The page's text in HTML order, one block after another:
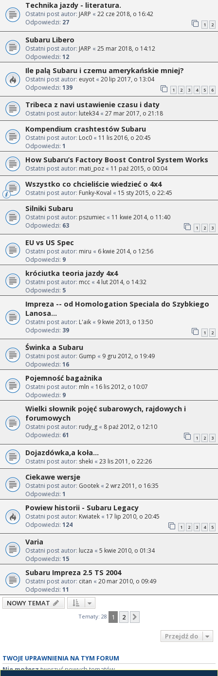
Technika jazdy - literatura.
Ostatni post autor: JARP « 22 cze 2018, o 16:42
Odpowiedzi: 27 1 2
Subaru Libero
Ostatni post autor: JARP « 25 mar 2018, o 14:12
Odpowiedzi: 12
Ile palą Subaru i czemu amerykańskie mniej?
Ostatni post autor: euyot « 20 lip 2017, o 13:04
Odpowiedzi: 139 1 2 3 4 5 6
Tribeca z navi ustawienie czasu i daty
Ostatni post autor: lutek34« 27 mar 2017, o 21:18
Kompendium crashtestów Subaru
Ostatni post autor: Loc0 « 11 lis 2016, o 20:45
Odpowiedzi: 1
How Subaru’s Factory Boost Control System Works
Ostatni post autor: mati_poz « 11 paź 2015, o 00:04
Wszystko co chcieliście wiedzieć o 4x4
Ostatni post autor: Funky-Koval « 15 sty 2015, o 22:45
Silniki Subaru
Ostatni post autor: pszumiec « 11 kwie 2014, o 11:40
Odpowiedzi: 63 1 2 3
EU vs US Spec
Ostatni post autor: miru « 6 kwie 2014, o 12:56
Odpowiedzi: 9
króciutka teoria jazdy 4x4
Ostatni post autor: mcc « 4 lut 2014, o 14:32
Odpowiedzi: 5
Impreza -- od Homologation Speciala do Szybkiego
Lanosa...
Ostatni post autor: L'aik « 9 kwie 2013, o 13:50
Odpowiedzi: 39 1 2
Świnka a Subaru
Ostatni post autor: Gump « 9 gru 2012, o 19:49
Odpowiedzi: 16
Pojemność bagażnika
Ostatni post autor: mln « 16 lis 2012, o 10:07
Odpowiedzi: 9
Wielki słownik pojęć subarowych, rajdowych i
forumowych
Ostatni post autor: rudy_g « 8 paź 2012, o 12:10
Odpowiedzi: 61 1 2 3
Dojazdówka,a koła...
Ostatni post autor: sheki « 23 lis 2011, o 22:26
Ciekawe wersje
Ostatni post autor: Gootek « 2 wrz 2011, o 16:35
Odpowiedzi: 1
Powiew historii - Subaru Legacy
Ostatni post autor: Kwiatek « 17 lip 2010, o 20:45
Odpowiedzi: 124 1 2 3 4 5
Varia
Ostatni post autor: lucza « 5 kwie 2010, o 01:34
Odpowiedzi: 15
Subaru Impreza 2.5 TS 2004
Ostatni post autor: citan « 20 mar 2010, o 09:49
Odpowiedzi: 11
NOWY TEMAT
Tematy: 28 1 2
Przejdź do
TWOJE UPRAWNIENIA NA TYM FORUM
Nie możesztworzyć nowych tematów